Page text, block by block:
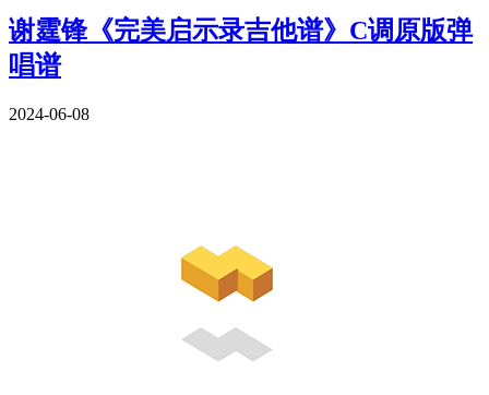
谢霆锋《完美启示录吉他谱》C调原版弹
唱谱
2024-06-08